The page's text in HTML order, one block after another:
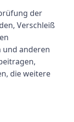
der
Verschleiß
anderen
die weitere